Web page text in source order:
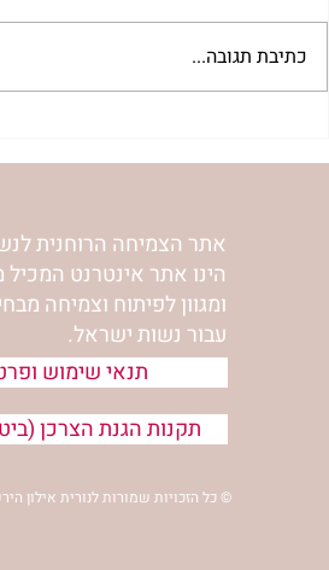
הירש
כתיבת תגובה...
אתר הצמיחה הרוחנית
הינו אתר אינטרנט המכיל
ומגוון לפיתוח וצמיחה
עבור נשות ישראל.
תנאי שימוש
תקנות הגנת הצרכן
© כל הזכויות שמורות לנורית אילון